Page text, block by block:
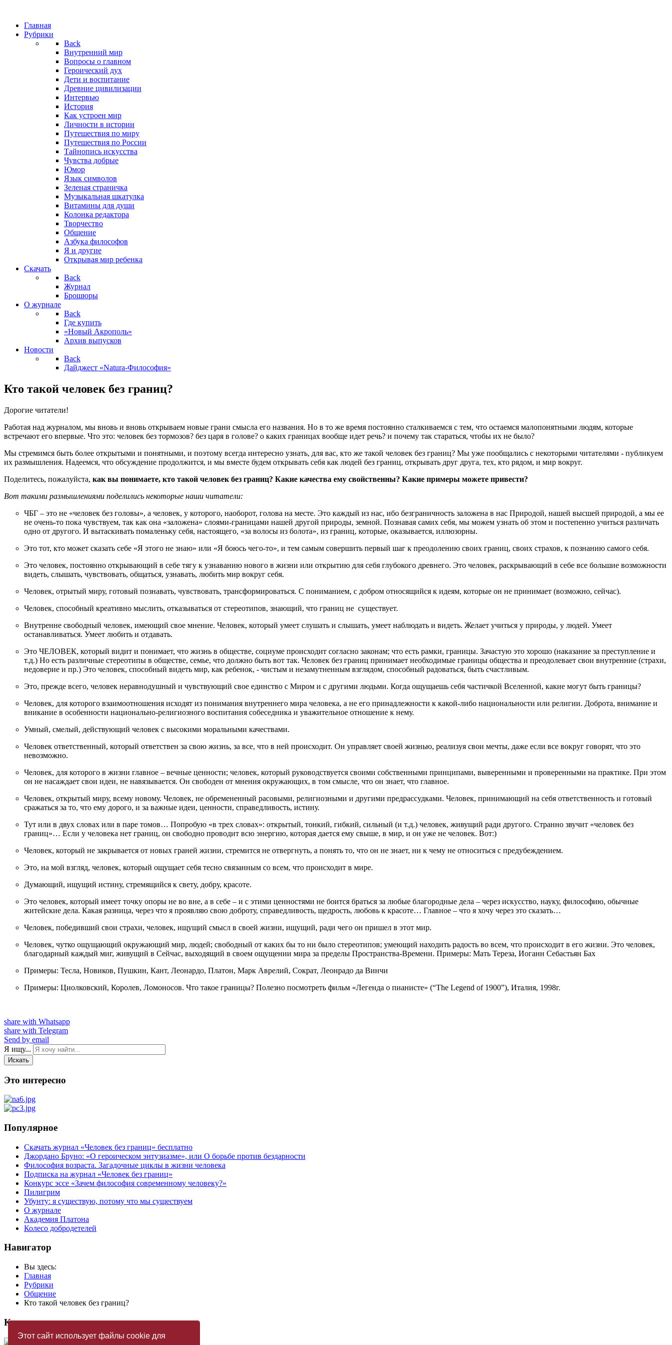
Этот сайт использует файлы cookie для
Главная
Рубрики
Back
Внутренний мир
Вопросы о главном
Героический дух
Дети и воспитание
Древние цивилизации
Интервью
История
Как устроен мир
Личности в истории
Путешествия по миру
Путешествия по России
Тайнопись искусства
Чувства добрые
Юмор
Язык символов
Зеленая страничка
Музыкальная шкатулка
Витамины для души
Колонка редактора
Творчество
Общение
Азбука философов
Я и другие
Открывая мир ребенка
Скачать
Back
Журнал
Брошюры
О журнале
Back
Где купить
«Новый Акрополь»
Архив выпусков
Новости
Back
Дайджест «Natura-Философия»
Кто такой человек без границ?
Дорогие читатели!
Работая над журналом, мы вновь и вновь открываем новые грани смысла его названия. Но в то же время постоянно сталкиваемся с тем, что остаемся малопонятными людям, которые
встречают его впервые. Что это: человек без тормозов? без царя в голове? о каких границах вообще идет речь? и почему так стараться, чтобы их не было?
Мы стремимся быть более открытыми и понятными, и поэтому всегда интересно узнать, для вас, кто же такой человек без границ? Мы уже пообщались с некоторыми читателями - публикуем
их размышления. Надеемся, что обсуждение продолжится, и мы вместе будем открывать себя как людей без границ, открывать друг друга, тех, кто рядом, и мир вокруг.
Поделитесь, пожалуйста, как вы понимаете, кто такой человек без границ? Какие качества ему свойственны? Какие примеры можете привести?
Вот такими размышлениями поделились некоторые наши читатели:
ЧБГ – это не «человек без головы», а человек, у которого, наоборот, голова на месте. Это каждый из нас, ибо безграничность заложена в нас Природой, нашей высшей природой, а мы ее
не очень-то пока чувствуем, так как она «заложена» слоями-границами нашей другой природы, земной. Познавая самих себя, мы можем узнать об этом и постепенно учиться различать
одно от другого. И вытаскивать помаленьку себя, настоящего, «за волосы из болота», из границ, которые, оказывается, иллюзорны.
Это тот, кто может сказать себе «Я этого не знаю» или «Я боюсь чего-то», и тем самым совершить первый шаг к преодолению своих границ, своих страхов, к познанию самого себя.
Это человек, постоянно открывающий в себе тягу к узнаванию нового в жизни или открытию для себя глубокого древнего. Это человек, раскрывающий в себе все большие возможности
видеть, слышать, чувствовать, общаться, узнавать, любить мир вокруг себя.
Человек, отрытый миру, готовый познавать, чувствовать, трансформироваться. С пониманием, с добром относящийся к идеям, которые он не принимает (возможно, сейчас).
Человек, способный креативно мыслить, отказываться от стереотипов, знающий, что границ не существует.
Внутренне свободный человек, имеющий свое мнение. Человек, который умеет слушать и слышать, умеет наблюдать и видеть. Желает учиться у природы, у людей. Умеет
останавливаться. Умеет любить и отдавать.
Это ЧЕЛОВЕК, который видит и понимает, что жизнь в обществе, социуме происходит согласно законам; что есть рамки, границы. Зачастую это хорошо (наказание за преступление и
т.д.) Но есть различные стереотипы в обществе, семье, что должно быть вот так. Человек без границ принимает необходимые границы общества и преодолевает свои внутренние (страхи,
недоверие и пр.) Это человек, способный видеть мир, как ребенок, - чистым и незамутненным взглядом, способный радоваться, быть счастливым.
Это, прежде всего, человек неравнодушный и чувствующий свое единство с Миром и с другими людьми. Когда ощущаешь себя частичкой Вселенной, какие могут быть границы?
Человек, для которого взаимоотношения исходят из понимания внутреннего мира человека, а не его принадлежности к какой-либо национальности или религии. Доброта, внимание и
вникание в особенности национально-религиозного воспитания собеседника и уважительное отношение к нему.
Умный, смелый, действующий человек с высокими моральными качествами.
Человек ответственный, который ответствен за свою жизнь, за все, что в ней происходит. Он управляет своей жизнью, реализуя свои мечты, даже если все вокруг говорят, что это
невозможно.
Человек, для которого в жизни главное – вечные ценности; человек, который руководствуется своими собственными принципами, выверенными и проверенными на практике. При этом
он не насаждает свои идеи, не навязывается. Он свободен от мнения окружающих, в том смысле, что он знает, что главное.
Человек, открытый миру, всему новому. Человек, не обремененный расовыми, религиозными и другими предрассудками. Человек, принимающий на себя ответственность и готовый
сражаться за то, что ему дорого, и за важные идеи, ценности, справедливость, истину.
Тут или в двух словах или в паре томов… Попробую «в трех словах»: открытый, тонкий, гибкий, сильный (и т.д.) человек, живущий ради другого. Странно звучит «человек без
границ»… Если у человека нет границ, он свободно проводит всю энергию, которая дается ему свыше, в мир, и он уже не человек. Вот:)
Человек, который не закрывается от новых граней жизни, стремится не отвергнуть, а понять то, что он не знает, ни к чему не относиться с предубеждением.
Это, на мой взгляд, человек, который ощущает себя тесно связанным со всем, что происходит в мире.
Думающий, ищущий истину, стремящийся к свету, добру, красоте.
Это человек, который имеет точку опоры не во вне, а в себе – и с этими ценностями не боится браться за любые благородные дела – через искусство, науку, философию, обычные
житейские дела. Какая разница, через что я проявляю свою доброту, справедливость, щедрость, любовь к красоте… Главное – что я хочу через это сказать…
Человек, победивший свои страхи, человек, ищущий смысл в своей жизни, ищущий, ради чего он пришел в этот мир.
Человек, чутко ощущающий окружающий мир, людей; свободный от каких бы то ни было стереотипов; умеющий находить радость во всем, что происходит в его жизни. Это человек,
благодарный каждый миг, живущий в Сейчас, выходящий в своем ощущении мира за пределы Пространства-Времени. Примеры: Мать Тереза, Иоганн Себастьян Бах
Примеры: Тесла, Новиков, Пушкин, Кант, Леонардо, Платон, Марк Аврелий, Сократ, Леонрадо да Винчи
Примеры: Циолковский, Королев, Ломоносов. Что такое границы? Полезно посмотреть фильм «Легенда о пианисте» (“The Legend of 1900”), Италия, 1998г.
share with Whatsapp
share with Telegram
Send by email
Я ищу...
Искать
Это интересно
Популярное
Скачать журнал «Человек без границ» бесплатно
Джордано Бруно: «О героическом энтузиазме», или О борьбе против бездарности
Философия возраста. Загадочные циклы в жизни человека
Подписка на журнал «Человек без границ»
Конкурс эссе «Зачем философия современному человеку?»
Пилигрим
Убунту: я существую, потому что мы существуем
О журнале
Академия Платона
Колесо добродетелей
Навигатор
Вы здесь:
Главная
Рубрики
Общение
Кто такой человек без границ?
Купить журнал